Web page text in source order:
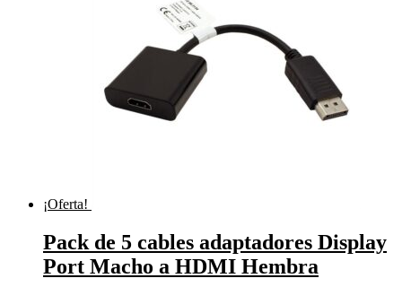
¡Oferta!
Pack de 5 cables adaptadores Display
Port Macho a HDMI Hembra